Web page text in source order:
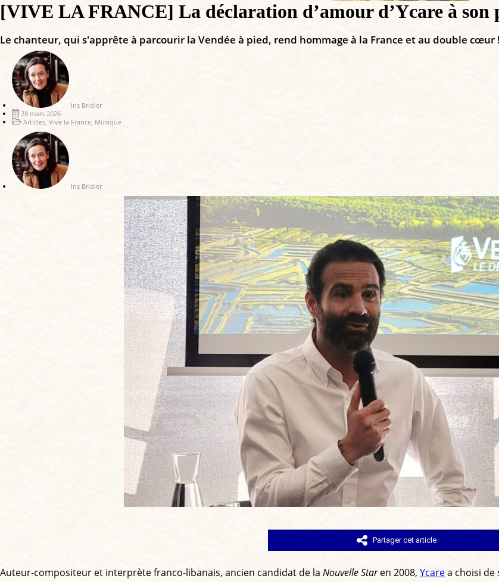
[VIVE LA FRANCE] La déclaration d’amour d’Ycare à son
Le chanteur, qui s'apprête à parcourir la Vendée à pied, rend hommage à la France et au double cœur !
Iris Bridier
28 mars 2026
Articles, Vive la France, Musique
Iris Bridier
Partager cet article
Auteur-compositeur et interprète franco-libanais, ancien candidat de la Nouvelle Staren 2008, Ycarea choisi de